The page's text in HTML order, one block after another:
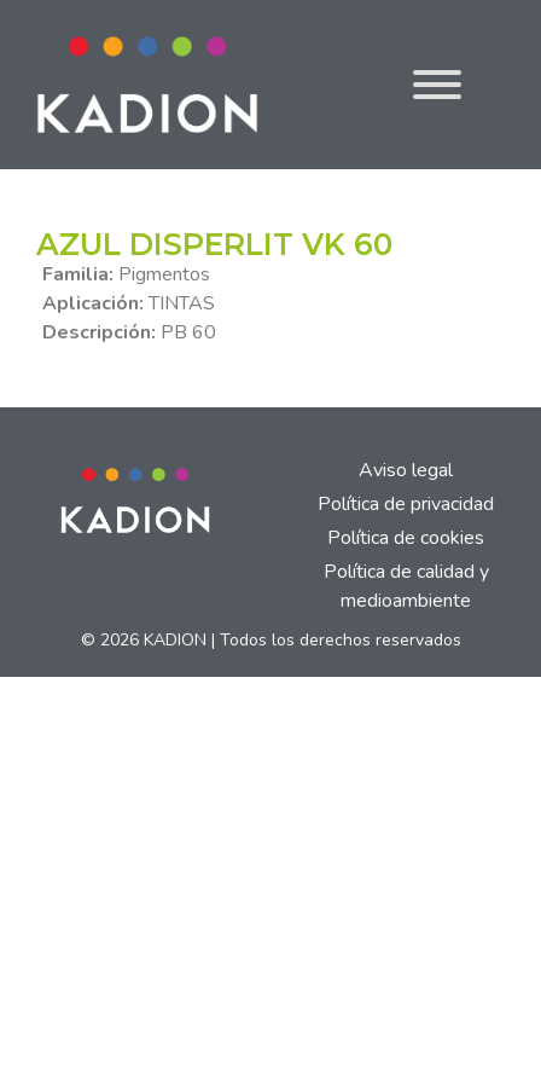
AZUL DISPERLIT VK 60
Familia: Pigmentos
Aplicación:TINTAS
Descripción: PB 60
Aviso legal
Política de privacidad
Política de cookies
Política de calidad y
medioambiente
© 2026 KADION | Todos los derechos reservados